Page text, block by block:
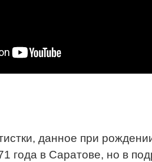
данное при
года в Саратове, но в